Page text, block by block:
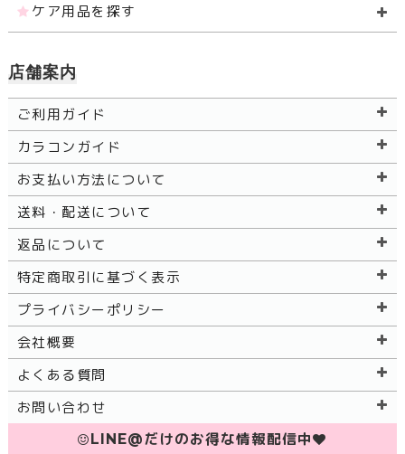
ケア用品を探す
店舗案内
ご利用ガイド
カラコンガイド
お支払い方法について
送料・配送について
返品について
特定商取引に基づく表示
プライバシーポリシー
会社概要
よくある質問
お問い合わせ
LINE@だけのお得な情報配信中